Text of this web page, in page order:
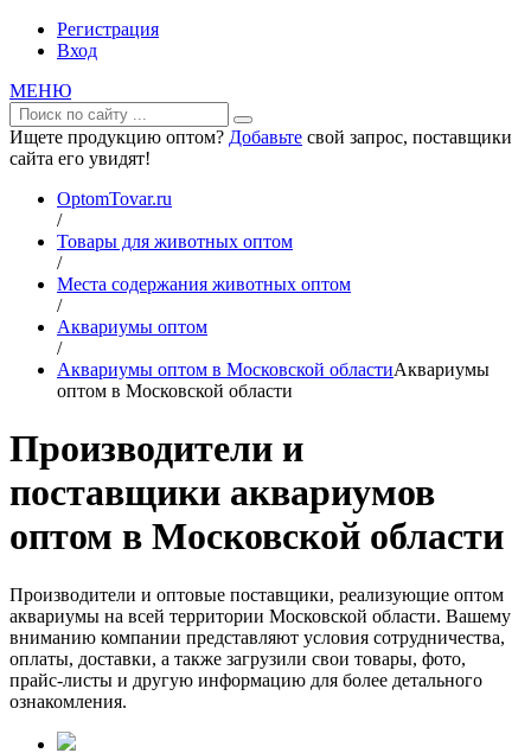
Регистрация
Вход
МЕНЮ
Ищете продукцию оптом? Добавьте свой запрос, поставщики
сайта его увидят!
OptomTovar.ru
/
Товары для животных оптом
/
Места содержания животных оптом
/
Аквариумы оптом
/
Аквариумы оптом в Московской областиАквариумы
оптом в Московской области
Производители и
поставщики аквариумов
оптом в Московской области
Производители и оптовые поставщики, реализующие оптом
аквариумы на всей территории Московской области. Вашему
вниманию компании представляют условия сотрудничества,
оплаты, доставки, а также загрузили свои товары, фото,
прайс-листы и другую информацию для более детального
ознакомления.